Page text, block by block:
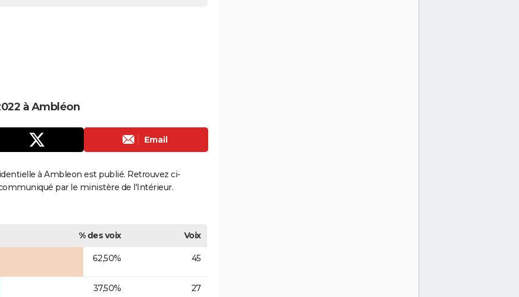
à Ambléon
Email
à Ambleon est publié. Retrouvez ci-
par le ministère de l'Intérieur.
% des voix
Voix
62,50% 45
37,50% 27